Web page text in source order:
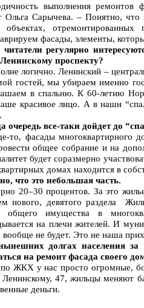
выполнения ремонтов
Ольга Сарычева. – Понятно,
объектах,
фасады, элементы,
регулярно
проспекту?
логично. Ленинский –
гостей, мы убираем именно
в спальню. К 60-летию
красивое лицо. А в наши
очередь все-таки дойдет до
то, фасады многоквартирного
общее собрание и на
будет соразмерно
домах находится в
что это небольшая часть.
20–30 процентов. За это
нового, девятого раздела
общего имущества в
на плечи жителей. И
вообще не будет. Это не наша
долгах населения за
на ремонт фасада своего
ЖКХ у нас просто огромные,
47, жильцы меняют
деньги.